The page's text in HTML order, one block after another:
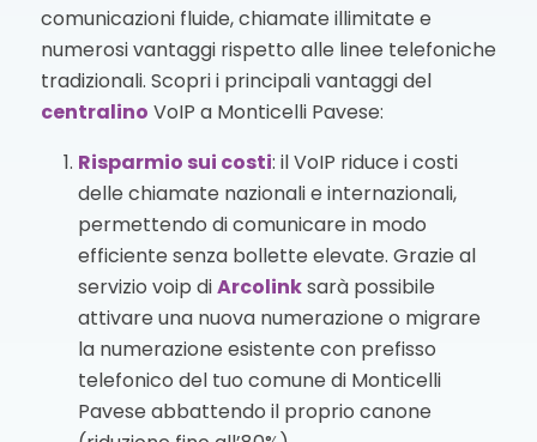
comunicazioni fluide, chiamate illimitate e
numerosi vantaggi rispetto alle linee telefoniche
tradizionali. Scopri i principali vantaggi del
centralino VoIP a Monticelli Pavese:
Risparmio sui costi: il VoIP riduce i costi
delle chiamate nazionali e internazionali,
permettendo di comunicare in modo
efficiente senza bollette elevate. Grazie al
servizio voip diArcolinksarà possibile
attivare una nuova numerazione o migrare
la numerazione esistente con prefisso
telefonico del tuo comune di Monticelli
Pavese abbattendo il proprio canone